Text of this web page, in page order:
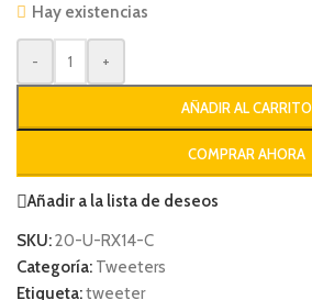
Hay existencias
- +
AÑADIR AL CARRITO
COMPRAR AHORA
Añadir a la lista de deseos
SKU:20-U-RX14-C
Categoría: Tweeters
Etiqueta:tweeter